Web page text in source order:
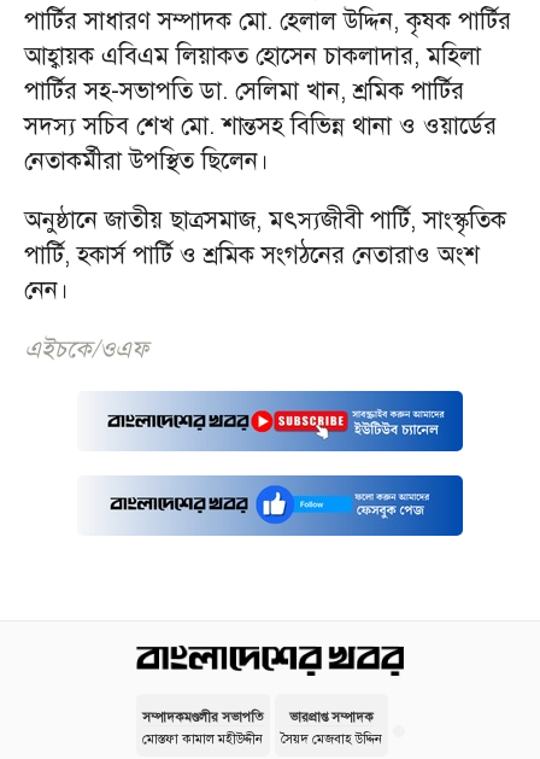
পার্টির সাধারণ সম্পাদক মো. হেলাল উদ্দিন, কৃষক পার্টির
আহ্বায়ক এবিএম লিয়াকত হোসেন চাকলাদার, মহিলা
পার্টির সহ-সভাপতি ডা. সেলিমা খান, শ্রমিক পার্টির
সদস্য সচিব শেখ মো. শান্তসহ বিভিন্ন থানা ও ওয়ার্ডের
নেতাকর্মীরা উপস্থিত ছিলেন।
অনুষ্ঠানে জাতীয় ছাত্রসমাজ, মৎস্যজীবী পার্টি, সাংস্কৃতিক
পার্টি, হকার্স পার্টি ও শ্রমিক সংগঠনের নেতারাও অংশ
নেন।
এইচকে/ওএফ
সম্পাদকমণ্ডলীর সভাপতি
মোস্তফা কামাল মহীউদ্দীন
ভারপ্রাপ্ত সম্পাদক
সৈয়দ মেজবাহ উদ্দিন